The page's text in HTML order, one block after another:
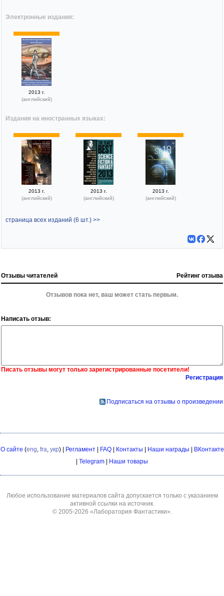
Электронные издания:
2013 г.
(английский)
Издания на иностранных языках:
2013 г.
(английский)
2013 г.
(английский)
2013 г.
(английский)
страница всех изданий (6 шт.) >>
Отзывы читателей Рейтинг отзыва
Отзывов пока нет, ваш может стать первым.
Написать отзыв:
Писать отзывы могут только зарегистрированные посетители!
Регистрация
Подписаться на отзывы о произведении
О сайте (eng fra укр) | Регламент| FAQ| Контакты | Наши награды | ВКонтакте
| Telegram | Наши товары
Любое использование материалов сайта допускается только с указанием
активной ссылки на источник.
© 2005-2026 «Лаборатория Фантастики»